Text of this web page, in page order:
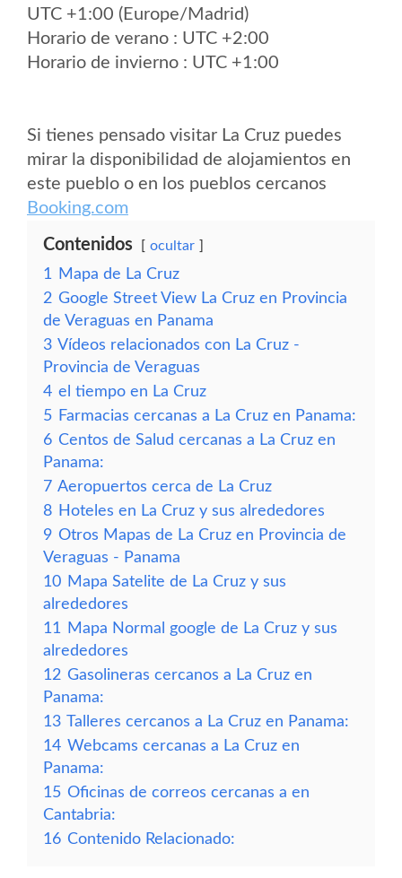
UTC +1:00 (Europe/Madrid)
Horario de verano : UTC +2:00
Horario de invierno : UTC +1:00
Si tienes pensado visitar La Cruz puedes
mirar la disponibilidad de alojamientos en
este pueblo o en los pueblos cercanos
Booking.com
Contenidos ocultar
1
Mapa de La Cruz
2 Google Street View La Cruz en Provincia
de Veraguas en Panama
3 Vídeos relacionados con La Cruz -
Provincia de Veraguas
4 el tiempo en La Cruz
5 Farmacias cercanas a La Cruz en Panama:
6 Centos de Salud cercanas a La Cruz en
Panama:
7 Aeropuertos cerca de La Cruz
8 Hoteles en La Cruz y sus alrededores
9 Otros Mapas de La Cruz en Provincia de
Veraguas - Panama
10 Mapa Satelite de La Cruz y sus
alrededores
11
Mapa Normal google de La Cruz y sus
alrededores
12 Gasolineras cercanos a La Cruz en
Panama:
13 Talleres cercanos a La Cruz en Panama:
14 Webcams cercanas a La Cruz en
Panama:
15 Oficinas de correos cercanas a en
Cantabria:
16 Contenido Relacionado: